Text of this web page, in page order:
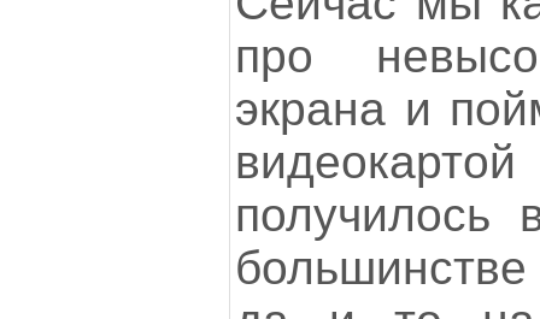
про
экрана и
получилось